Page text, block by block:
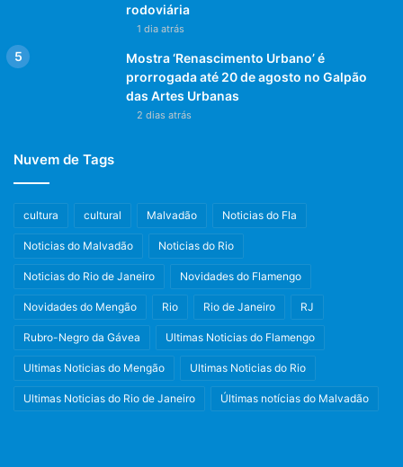
rodoviária
1 dia atrás
Mostra ‘Renascimento Urbano’ é
prorrogada até 20 de agosto no Galpão
das Artes Urbanas
2 dias atrás
Nuvem de Tags
cultura cultural Malvadão Noticias do Fla
Noticias do Malvadão Noticias do Rio
Noticias do Rio de Janeiro Novidades do Flamengo
Novidades do Mengão Rio Rio de Janeiro RJ
Rubro-Negro da Gávea Ultimas Noticias do Flamengo
Ultimas Noticias do Mengão Ultimas Noticias do Rio
Ultimas Noticias do Rio de Janeiro Últimas notícias do Malvadão